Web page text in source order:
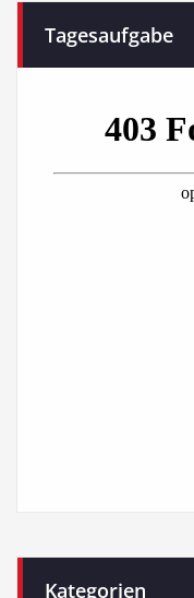
Tagesaufgabe
Kategorien